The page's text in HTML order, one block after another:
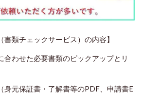
書類チェックサービス）の内容】
わせた必要書類のピックアップとリ
元保証書・了解書等のPDF、申請書E